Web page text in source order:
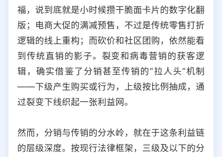
福，说到底就是小时候攒干脆面卡片的数字化翻
版；电商大促的满减预售，不过是传统零售打折
逻辑的线上重构；而砍价和社区团购，依然能看
到传统直销的影子。裂变和病毒营销的获客逻
辑，确实借鉴了分销甚至传销的“拉人头”机制
——下级产生购买或行为，上级按比例抽成，通
过裂变下线织起一张利益网。
然而，分销与传销的分水岭，就在于这条利益链
的层级深度。按现行法律框架，三级及以下的分